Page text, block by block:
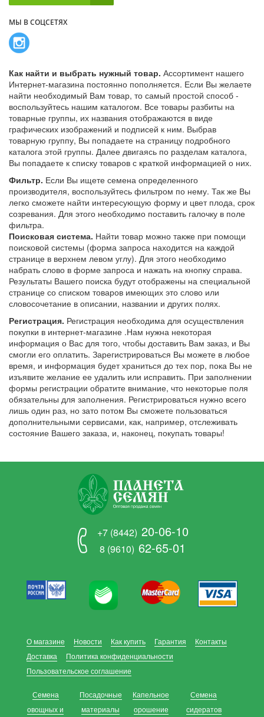
МЫ В СОЦСЕТЯХ
Как найти и выбрать нужный товар. Ассортимент нашего
Интернет-магазина постоянно пополняется. Если Вы желаете
найти необходимый Вам товар, то самый простой способ -
воспользуйтесь нашим каталогом. Все товары разбиты на
товарные группы, их названия отображаются в виде
графических изображений и подписей к ним. Выбрав
товарную группу, Вы попадаете на страницу подробного
каталога этой группы. Далее двигаясь по разделам каталога,
Вы попадаете к списку товаров с краткой информацией о них.
Фильтр. Если Вы ищете семена определенного
производителя, воспользуйтесь фильтром по нему. Так же Вы
легко сможете найти интересующую форму и цвет плода, срок
созревания. Для этого необходимо поставить галочку в поле
фильтра.
Поисковая система. Найти товар можно также при помощи
поисковой системы (форма запроса находится на каждой
странице в верхнем левом углу). Для этого необходимо
набрать слово в форме запроса и нажать на кнопку справа.
Результаты Вашего поиска будут отображены на специальной
странице со списком товаров имеющих это слово или
словосочетание в описании, названии и других полях.
Регистрация. Регистрация необходима для осуществления
покупки в интернет-магазине .Нам нужна некоторая
информация о Вас для того, чтобы доставить Вам заказ, и Вы
смогли его оплатить. Зарегистрироваться Вы можете в любое
время, и информация будет храниться до тех пор, пока Вы не
изъявите желание ее удалить или исправить. При заполнении
формы регистрации обратите внимание, что некоторые поля
обязательны для заполнения. Регистрироваться нужно всего
лишь один раз, но зато потом Вы сможете пользоваться
дополнительными сервисами, как, например, отслеживать
состояние Вашего заказа, и, наконец, покупать товары!
+7 (8442) 20-06-10
8 (9610) 62-65-01
О магазине Новости Как купить Гарантия
Контакты
Доставка
Политика конфиденциальности
Пользовательское соглашение
Семена
овощных и
Посадочные
материалы
Капельное
орошение
Семена
сидератов